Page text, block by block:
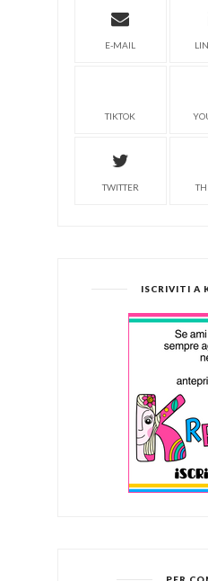
E-MAIL
TIKTOK
TWITTER
ISCRIVITI A